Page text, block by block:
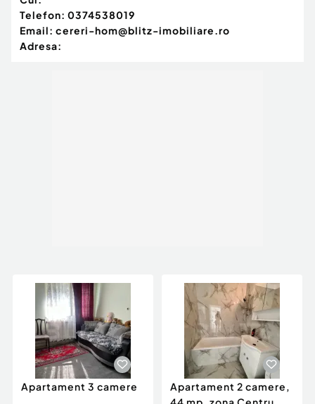
Telefon: 0374538019
Email: cereri-hom@blitz-imobiliare.ro
Adresa:
Apartament 3 camere
Apartament 2 camere,